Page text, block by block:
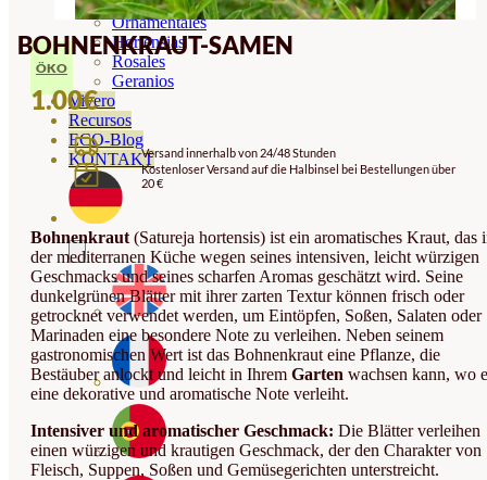
Ornamentales
Hortensias
Rosales
Geranios
Vivero
Recursos
ECO-Blog
KONTAKT
BOHNENKRAUT-SAMEN
ÖKO
1.00€
Versand innerhalb von 24/48 Stunden
Kostenloser Versand auf die Halbinsel bei Bestellungen über
20 €
Bohnenkraut (Satureja hortensis) ist ein aromatisches Kraut, das
der mediterranen Küche wegen seines intensiven, leicht würzigen
Geschmacks und seines scharfen Aromas geschätzt wird. Seine
dunkelgrünen Blätter mit ihrer zarten Textur können frisch oder
getrocknet verwendet werden, um Eintöpfen, Soßen, Salaten oder
Marinaden eine besondere Note zu verleihen. Neben seinem
gastronomischen Wert ist das Bohnenkraut eine Pflanze, die
Bestäuber anlockt und leicht in Ihrem Garten wachsen kann, wo
eine dekorative und aromatische Note verleiht.
Intensiver und aromatischer Geschmack: Die Blätter verleihen
einen würzigen und krautigen Geschmack, der den Charakter von
Fleisch, Suppen, Soßen und Gemüsegerichten unterstreicht.